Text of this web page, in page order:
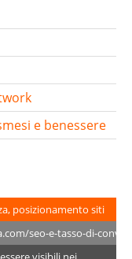
e benessere
posizionamento siti